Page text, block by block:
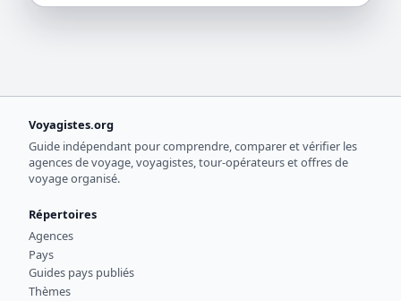
Voyagistes.org
Guide indépendant pour comprendre, comparer et vérifier les
agences de voyage, voyagistes, tour-opérateurs et offres de
voyage organisé.
Répertoires
Agences
Pays
Guides pays publiés
Thèmes